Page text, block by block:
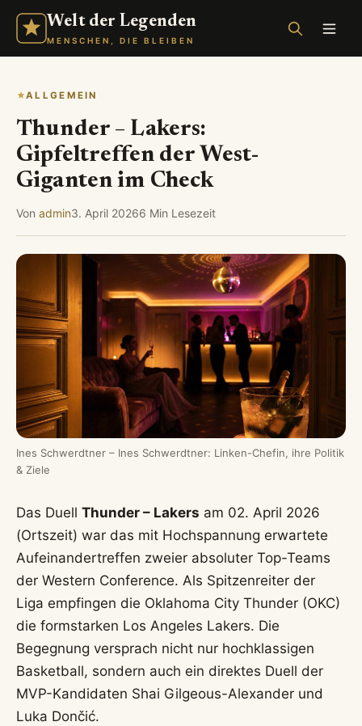
Welt der Legenden
MENSCHEN, DIE BLEIBEN
ALLGEMEIN
Thunder – Lakers:
Gipfeltreffen der West-
Giganten im Check
Von admin3. April 20266 Min Lesezeit
Ines Schwerdtner – Ines Schwerdtner: Linken-Chefin, ihre Politik
& Ziele
Das Duell Thunder – Lakers am 02. April 2026
(Ortszeit) war das mit Hochspannung erwartete
Aufeinandertreffen zweier absoluter Top-Teams
der Western Conference. Als Spitzenreiter der
Liga empfingen die Oklahoma City Thunder (OKC)
die formstarken Los Angeles Lakers. Die
Begegnung versprach nicht nur hochklassigen
Basketball, sondern auch ein direktes Duell der
MVP-Kandidaten Shai Gilgeous-Alexander und
Luka Dončić.